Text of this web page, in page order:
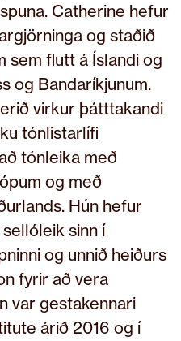
Catherine hefur
og staðið
sem flutt á Íslandi og
og Bandaríkjunum.
virkur þátttakandi
tónlistarlífi
tónleika með
og með
Hún hefur
sinn í
og unnið heiðurs
fyrir að vera
var gestakennari
árið 2016 og í